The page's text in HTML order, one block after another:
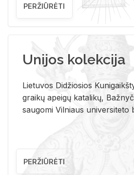
PERŽIŪRĖTI
Unijos kolekcija
Lietuvos Didžiosios
graikų apeigų katalikų,
saugomi Vilniaus universiteto
PERŽIŪRĖTI